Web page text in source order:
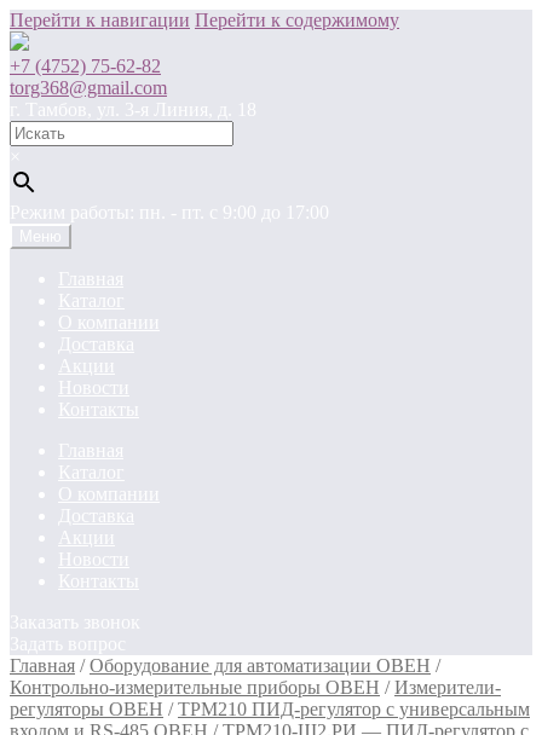
Перейти к навигации Перейти к содержимому
+7 (4752) 75-62-82
torg368@gmail.com
г. Тамбов, ул. 3-я Линия, д. 18
×
Режим работы: пн. - пт. c 9:00 до 17:00
Меню
Главная
Каталог
О компании
Доставка
Акции
Новости
Контакты
Главная
Каталог
О компании
Доставка
Акции
Новости
Контакты
Заказать звонок
Задать вопрос
Главная /Оборудование для автоматизации ОВЕН /
Контрольно-измерительные приборы ОВЕН /Измерители-
регуляторы ОВЕН /ТРМ210 ПИД-регулятор с универсальным
входом и RS-485 ОВЕН /ТРМ210-Щ2.РИ — ПИД-регулятор с